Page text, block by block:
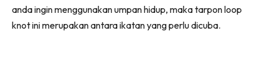
anda ingin menggunakan umpan hidup, maka tarpon loop
knot ini merupakan antara ikatan yang perlu dicuba.